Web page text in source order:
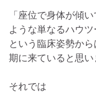
「座位で身体が傾
ような単なるハウ
という臨床姿勢か
期に来ていると思い
それでは